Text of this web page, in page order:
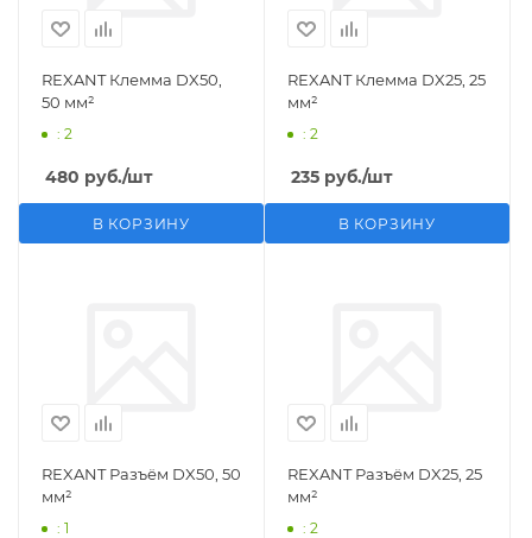
REXANT Клемма DX50,
50 мм²
: 2
480 руб./шт
В КОРЗИНУ
REXANT Клемма DX25, 25
мм²
: 2
235 руб./шт
В КОРЗИНУ
REXANT Разъём DX50, 50
мм²
: 1
REXANT Разъём DX25, 25
мм²
: 2